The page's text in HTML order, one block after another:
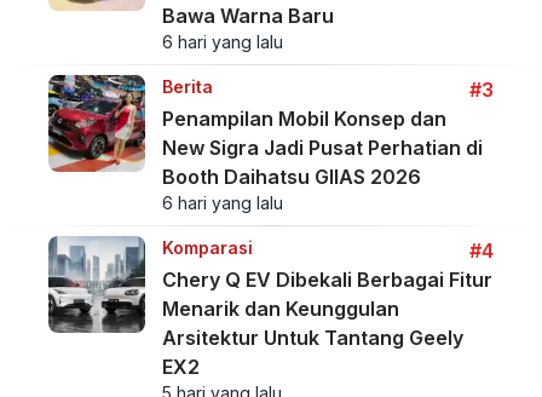
Bawa Warna Baru
6 hari yang lalu
Berita
#3
Penampilan Mobil Konsep dan
New Sigra Jadi Pusat Perhatian di
Booth Daihatsu GIIAS 2026
6 hari yang lalu
Komparasi
#4
Chery Q EV Dibekali Berbagai Fitur
Menarik dan Keunggulan
Arsitektur Untuk Tantang Geely
EX2
5 hari yang lalu